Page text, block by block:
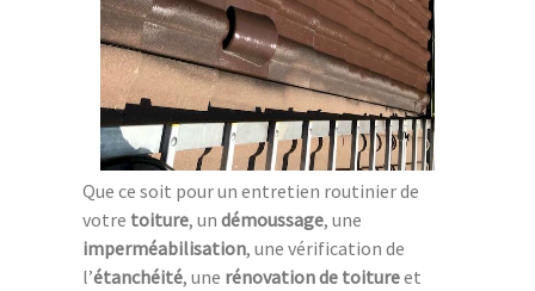
Que ce soit pour un entretien routinier de
votre toiture, un démoussage, une
imperméabilisation, une vérification de
l’étanchéité, une rénovation de toitureet